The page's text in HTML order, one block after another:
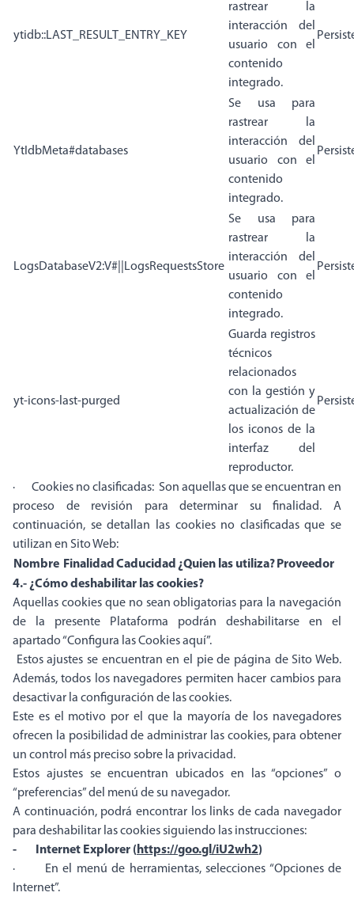
ytidb::LAST_RESULT_ENTRY_KEY
rastrear la
interacción del
usuario con el
contenido
integrado.
YtIdbMeta#databases
Se usa para
rastrear la
interacción del
usuario con el
contenido
integrado.
LogsDatabaseV2:V#||LogsRequestsStore
Se usa para
rastrear la
interacción del
usuario con el
contenido
integrado.
yt-icons-last-purged
Guarda registros
técnicos
relacionados
con la gestión y
actualización de
los iconos de la
interfaz del
reproductor.
· Cookies no clasificadas: Son aquellas que se encuentran en
proceso de revisión para determinar su finalidad. A
continuación, se detallan las cookies no clasificadas que se
utilizan en Sito Web:
Nombre Finalidad Caducidad ¿Quien las utiliza? Proveedor
4.- ¿Cómo deshabilitar las cookies?
Aquellas cookies que no sean obligatorias para la navegación
de la presente Plataforma podrán deshabilitarse en el
apartado “Configura las Cookies aquí”.
Estos ajustes se encuentran en el pie de página de Sito Web.
Además, todos los navegadores permiten hacer cambios para
desactivar la configuración de las cookies.
Este es el motivo por el que la mayoría de los navegadores
ofrecen la posibilidad de administrar las cookies, para obtener
un control más preciso sobre la privacidad.
Estos ajustes se encuentran ubicados en las “opciones” o
“preferencias” del menú de su navegador.
A continuación, podrá encontrar los links de cada navegador
para deshabilitar las cookies siguiendo las instrucciones:
- Internet Explorer ( https://goo.gl/iU2wh2)
· En el menú de herramientas, selecciones “Opciones de
Internet”.